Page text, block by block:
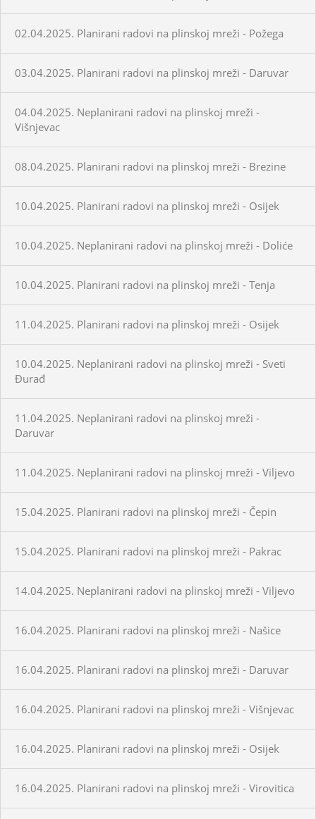
02.04.2025. Planirani radovi na plinskoj mreži - Požega
03.04.2025. Planirani radovi na plinskoj mreži - Daruvar
04.04.2025. Neplanirani radovi na plinskoj mreži -
Višnjevac
08.04.2025. Planirani radovi na plinskoj mreži - Brezine
10.04.2025. Planirani radovi na plinskoj mreži - Osijek
10.04.2025. Neplanirani radovi na plinskoj mreži - Doliće
10.04.2025. Planirani radovi na plinskoj mreži - Tenja
11.04.2025. Planirani radovi na plinskoj mreži - Osijek
10.04.2025. Neplanirani radovi na plinskoj mreži - Sveti
Đurađ
11.04.2025. Neplanirani radovi na plinskoj mreži -
Daruvar
11.04.2025. Neplanirani radovi na plinskoj mreži - Viljevo
15.04.2025. Planirani radovi na plinskoj mreži - Čepin
15.04.2025. Planirani radovi na plinskoj mreži - Pakrac
14.04.2025. Neplanirani radovi na plinskoj mreži - Viljevo
16.04.2025. Planirani radovi na plinskoj mreži - Našice
16.04.2025. Planirani radovi na plinskoj mreži - Daruvar
16.04.2025. Planirani radovi na plinskoj mreži - Višnjevac
16.04.2025. Planirani radovi na plinskoj mreži - Osijek
16.04.2025. Planirani radovi na plinskoj mreži - Virovitica